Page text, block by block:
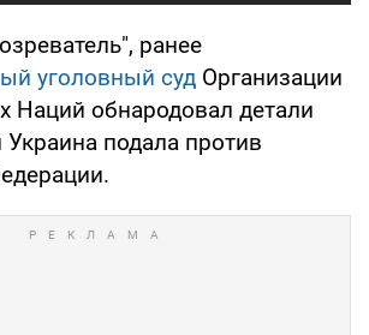
ранее
уголовный суд Организации
Наций обнародовал детали
подала против